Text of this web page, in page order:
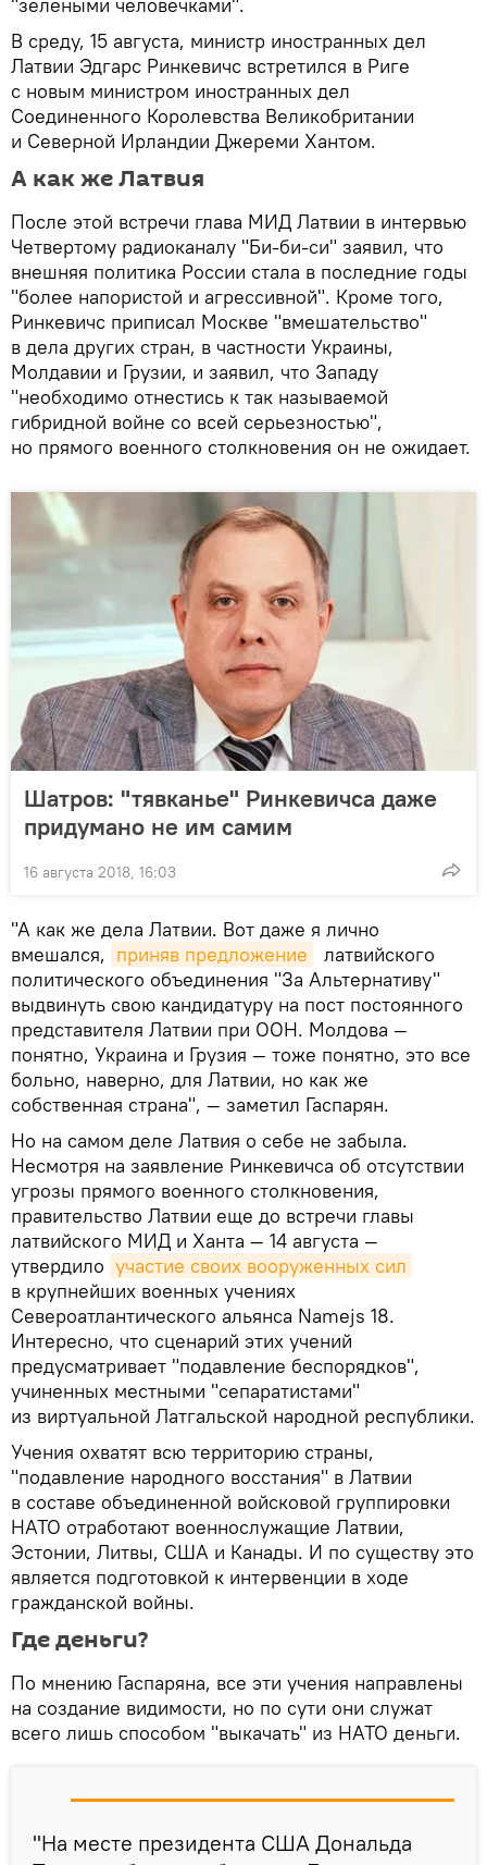
"зелеными человечками".
В среду, 15 августа, министр иностранных дел
Латвии Эдгарс Ринкевичс встретился в Риге
с новым министром иностранных дел
Соединенного Королевства Великобритании
и Северной Ирландии Джереми Хантом.
А как же Латвия
После этой встречи глава МИД Латвии в интервью
Четвертому радиоканалу "Би-би-си" заявил, что
внешняя политика России стала в последние годы
"более напористой и агрессивной". Кроме того,
Ринкевичс приписал Москве "вмешательство"
в дела других стран, в частности Украины,
Молдавии и Грузии, и заявил, что Западу
"необходимо отнестись к так называемой
гибридной войне со всей серьезностью",
но прямого военного столкновения он не ожидает.
Шатров: "тявканье" Ринкевичса даже
придумано не им самим
16 августа 2018, 16:03
"А как же дела Латвии. Вот даже я лично
вмешался, приняв предложение
латвийского
политического объединения "За Альтернативу"
выдвинуть свою кандидатуру на пост постоянного
представителя Латвии при ООН. Молдова —
понятно, Украина и Грузия — тоже понятно, это все
больно, наверно, для Латвии, но как же
собственная страна", — заметил Гаспарян.
Но на самом деле Латвия о себе не забыла.
Несмотря на заявление Ринкевичса об отсутствии
угрозы прямого военного столкновения,
правительство Латвии еще до встречи главы
латвийского МИД и Ханта — 14 августа —
утвердило участие своих вооруженных сил
в крупнейших военных учениях
Североатлантического альянса Namejs 18.
Интересно, что сценарий этих учений
предусматривает "подавление беспорядков",
учиненных местными "сепаратистами"
из виртуальной Латгальской народной республики.
Учения охватят всю территорию страны,
"подавление народного восстания" в Латвии
в составе объединенной войсковой группировки
НАТО отработают военнослужащие Латвии,
Эстонии, Литвы, США и Канады. И по существу это
является подготовкой к интервенции в ходе
гражданской войны.
Где деньги?
По мнению Гаспаряна, все эти учения направлены
на создание видимости, но по сути они служат
всего лишь способом "выкачать" из НАТО деньги.
"На месте президента США Дональда